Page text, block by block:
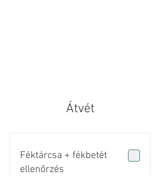
Átvét
Féktárcsa + fékbetét
ellenőrzés